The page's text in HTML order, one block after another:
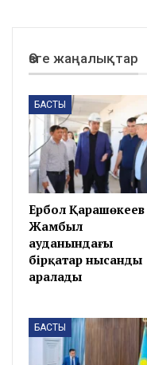
Өзге жаңалықтар
БАСТЫ
Ербол Қарашөкеев
Жамбыл
ауданындағы
бірқатар нысанды
аралады
БАСТЫ